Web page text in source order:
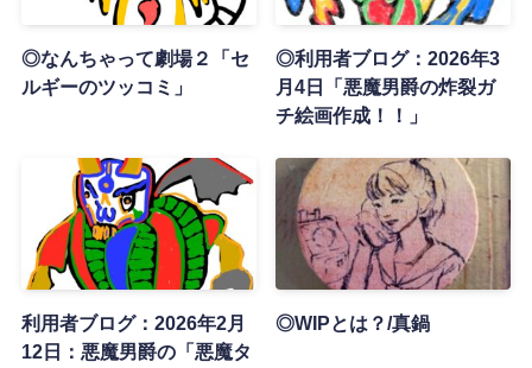
◎なんちゃって劇場２「セ
ルギーのツッコミ」
◎利用者ブログ：2026年3
月4日「悪魔男爵の炸裂ガ
チ絵画作成！！」
利用者ブログ：2026年2月
12日：悪魔男爵の「悪魔タ
◎WIPとは？/真鍋